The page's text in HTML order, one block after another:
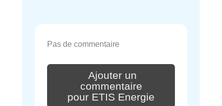
Pas de commentaire
Ajouter un
commentaire
pour ETIS Energie